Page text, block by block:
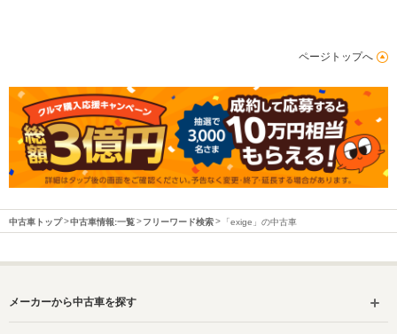
ページトップへ
中古車トップ 中古車情報:一覧 フリーワード検索 「exige」の中古車
メーカーから中古車を探す